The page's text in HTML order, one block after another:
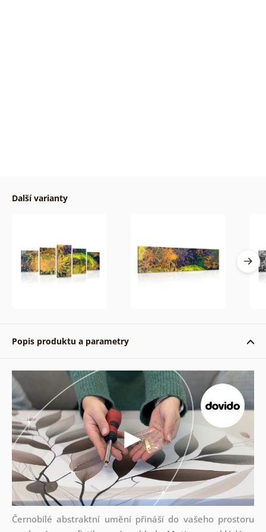
Další varianty
Popis produktu a parametry
Černobílé abstraktní umění přináší do vašeho prostoru